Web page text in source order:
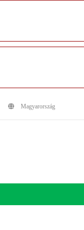
Magyarország